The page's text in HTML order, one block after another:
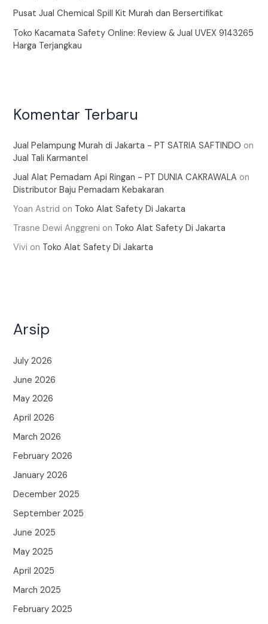
Pusat Jual Chemical Spill Kit Murah dan Bersertifikat
Toko Kacamata Safety Online: Review & Jual UVEX 9143265
Harga Terjangkau
Komentar Terbaru
Jual Pelampung Murah di Jakarta - PT SATRIA SAFTINDO on
Jual Tali Karmantel
Jual Alat Pemadam Api Ringan - PT DUNIA CAKRAWALA on
Distributor Baju Pemadam Kebakaran
Yoan Astrid on Toko Alat Safety Di Jakarta
Trasne Dewi Anggreni on Toko Alat Safety Di Jakarta
Vivi on Toko Alat Safety Di Jakarta
Arsip
July 2026
June 2026
May 2026
April 2026
March 2026
February 2026
January 2026
December 2025
September 2025
June 2025
May 2025
April 2025
March 2025
February 2025